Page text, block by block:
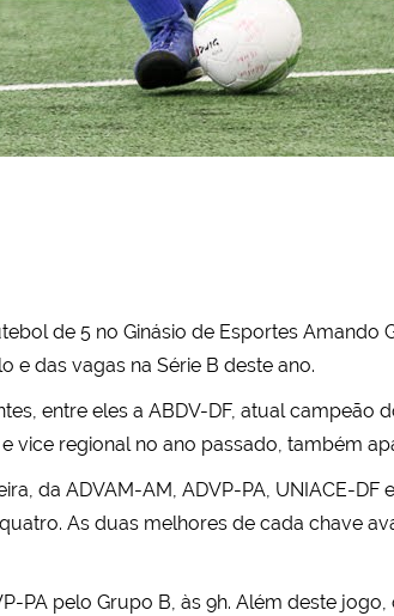
de 5 no Ginásio de Esportes Amando
e das vagas na Série B deste ano.
entre eles a ABDV-DF, atual campeão
vice regional no ano passado, também
da ADVAM-AM, ADVP-PA, UNIACE-DF
As duas melhores de cada chave
PA pelo Grupo B, às 9h. Além deste